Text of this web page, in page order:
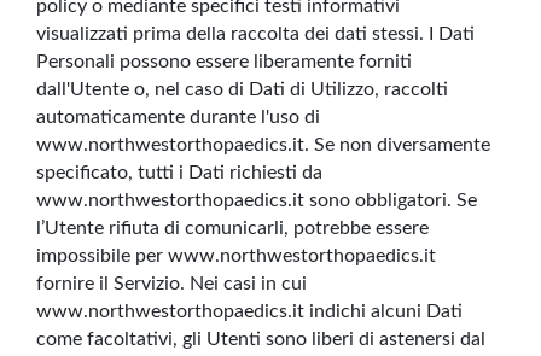
policy o mediante specifici testi informativi
visualizzati prima della raccolta dei dati stessi. I Dati
Personali possono essere liberamente forniti
dall'Utente o, nel caso di Dati di Utilizzo, raccolti
automaticamente durante l'uso di
www.northwestorthopaedics.it. Se non diversamente
specificato, tutti i Dati richiesti da
www.northwestorthopaedics.it sono obbligatori. Se
l’Utente rifiuta di comunicarli, potrebbe essere
impossibile per www.northwestorthopaedics.it
fornire il Servizio. Nei casi in cui
www.northwestorthopaedics.it indichi alcuni Dati
come facoltativi, gli Utenti sono liberi di astenersi dal